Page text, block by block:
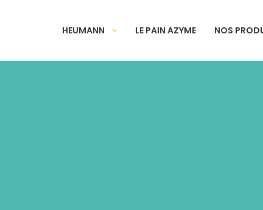
HEUMANN LE PAIN AZYME NOS